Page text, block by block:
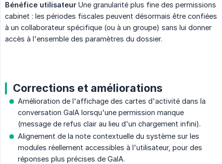
Bénéfice utilisateur Une granularité plus fine des permissions
cabinet : les périodes fiscales peuvent désormais être confiées
à un collaborateur spécifique (ou à un groupe) sans lui donner
accès à l'ensemble des paramètres du dossier.
Corrections et améliorations
Amélioration de l'affichage des cartes d'activité dans la
conversation GaIA lorsqu'une permission manque
(message de refus clair au lieu d'un chargement infini).
Alignement de la note contextuelle du système sur les
modules réellement accessibles à l'utilisateur, pour des
réponses plus précises de GaIA.